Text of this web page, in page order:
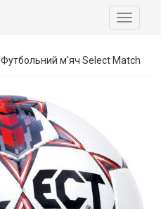
Футбольний м'яч Select Match